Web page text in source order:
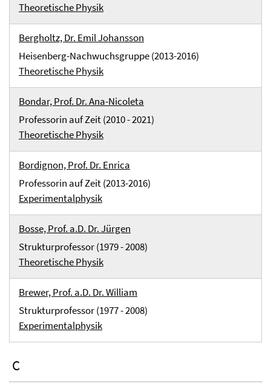
Theoretische Physik
Bergholtz, Dr. Emil Johansson
Heisenberg-Nachwuchsgruppe (2013-2016)
Theoretische Physik
Bondar, Prof. Dr. Ana-Nicoleta
Professorin auf Zeit (2010 - 2021)
Theoretische Physik
Bordignon, Prof. Dr. Enrica
Professorin auf Zeit (2013-2016)
Experimentalphysik
Bosse, Prof. a.D. Dr. Jürgen
Strukturprofessor (1979 - 2008)
Theoretische Physik
Brewer, Prof. a.D. Dr. William
Strukturprofessor (1977 - 2008)
Experimentalphysik
C